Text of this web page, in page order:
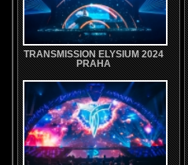
TRANSMISSION ELYSIUM 2024
PRAHA